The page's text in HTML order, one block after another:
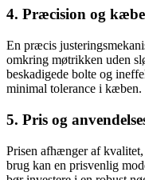
4. Præcision og
En præcis
omkring møtrikken uden
beskadigede bolte og
minimal tolerance i kæben.
5. Pris og
Prisen afhænger af
brug kan en prisvenlig